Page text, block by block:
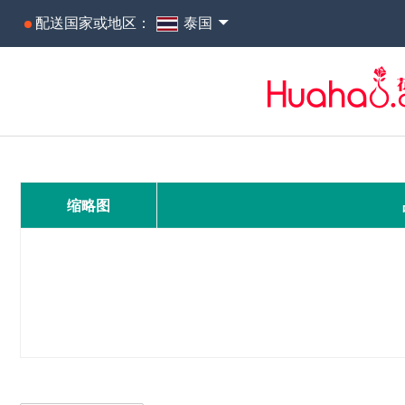
配送国家或地区： 泰国
缩略图